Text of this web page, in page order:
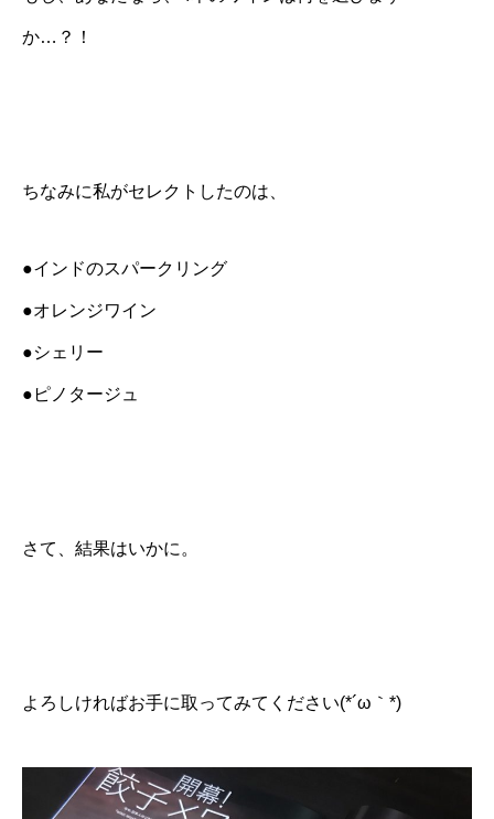
か…？！
ちなみに私がセレクトしたのは、
●インドのスパークリング
●オレンジワイン
●シェリー
●ピノタージュ
さて、結果はいかに。
よろしければお手に取ってみてください(*´ω｀*)